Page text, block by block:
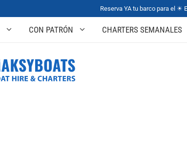
Reserva YA tu barco para el ☀
CON PATRÓN CHARTERS SEMANALES